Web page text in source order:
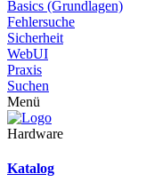
Basics (Grundlagen)
Fehlersuche
Sicherheit
WebUI
Praxis
Suchen
Menü
Hardware
Katalog